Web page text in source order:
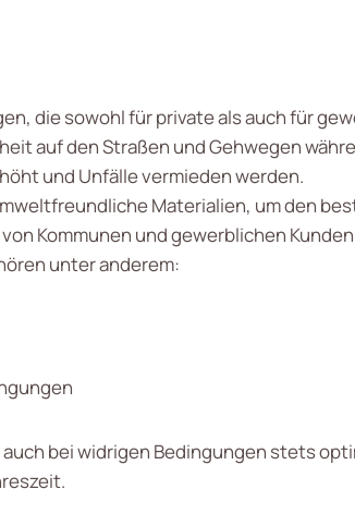
die sowohl für private als auch für
auf den Straßen und Gehwegen
und Unfälle vermieden werden.
Materialien, um den
Kommunen und gewerblichen
unter anderem:
bei widrigen Bedingungen stets